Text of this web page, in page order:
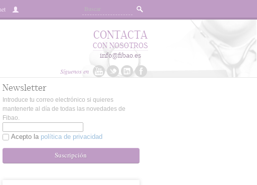
Síguenos en
CONTACTA
CON NOSOTROS
info@fibao.es
Newsletter
Introduce tu correo electrónico si quieres
mantenerte al día de todas las novedades de
Fibao.
Acepto la política de privacidad
Suscripción